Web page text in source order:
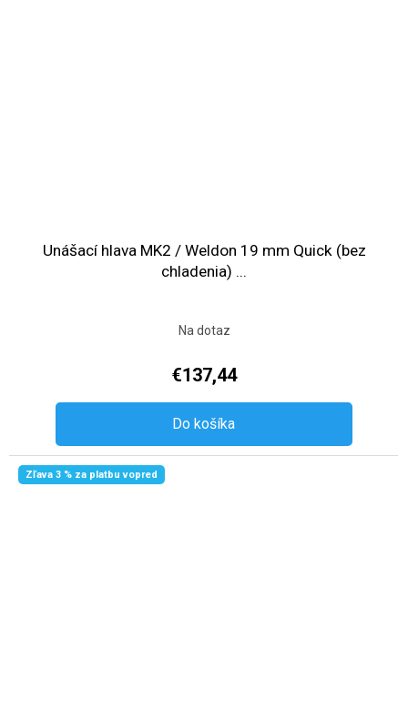
Unášací hlava MK2 / Weldon 19 mm Quick (bez
chladenia) ...
Na dotaz
€137,44
Do košíka
Zľava 3 % za platbu vopred